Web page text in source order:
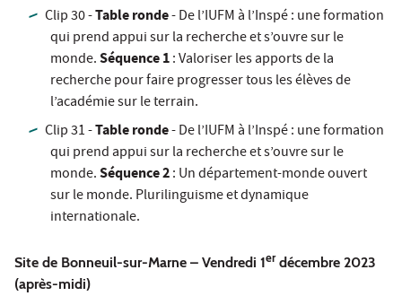
Clip 30 -Table ronde- De l’IUFM à l’Inspé : une formation
qui prend appui sur la recherche et s’ouvre sur le
monde.Séquence 1: Valoriser les apports de la
recherche pour faire progresser tous les élèves de
l’académie sur le terrain.
Clip 31 -Table ronde- De l’IUFM à l’Inspé : une formation
qui prend appui sur la recherche et s’ouvre sur le
monde.Séquence 2: Un département-monde ouvert
sur le monde. Plurilinguisme et dynamique
internationale.
Site de Bonneuil-sur-Marne – Vendredi 1erdécembre 2023
(après-midi)